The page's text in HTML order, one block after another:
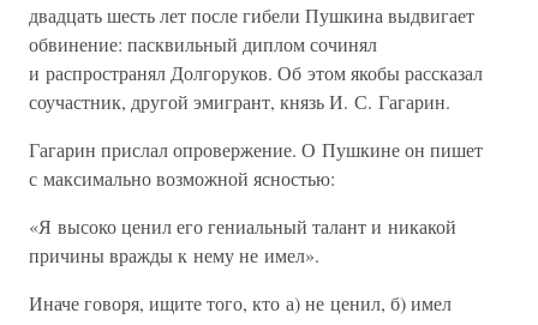
двадцать шесть лет после гибели Пушкина выдвигает
обвинение: пасквильный диплом сочинял
и распространял Долгоруков. Об этом якобы рассказал
соучастник, другой эмигрант, князь И. С. Гагарин.
Гагарин прислал опровержение. О Пушкине он пишет
с максимально возможной ясностью:
«Я высоко ценил его гениальный талант и никакой
причины вражды к нему не имел».
Иначе говоря, ищите того, кто а) не ценил, б) имел